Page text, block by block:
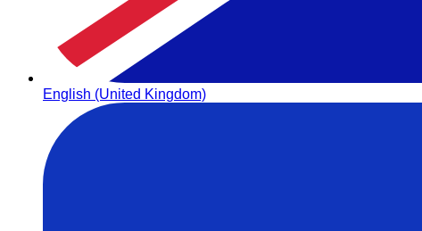
English (United Kingdom)